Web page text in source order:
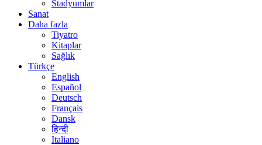
Stadyumlar
Sanat
Daha fazla
Tiyatro
Kitaplar
Sağlık
Türkçe
English
Español
Deutsch
Français
Dansk
हिन्दी
Italiano